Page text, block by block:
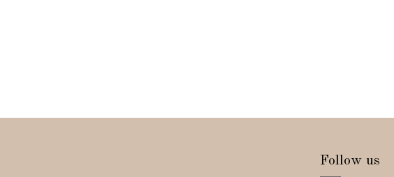
Follow us